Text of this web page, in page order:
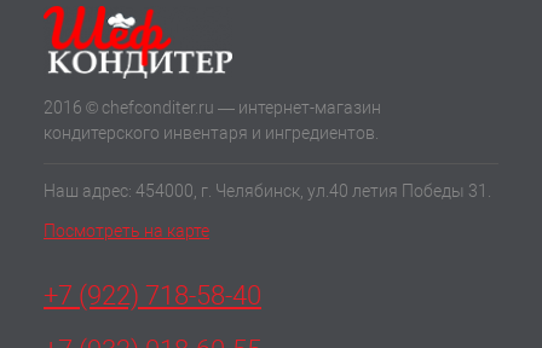
2016 © chefconditer.ru — интернет-магазин
кондитерского инвентаря и ингредиентов.
Наш адрес: 454000, г. Челябинск, ул.40 летия Победы 31.
Посмотреть на карте
+7 (922) 718-58-40